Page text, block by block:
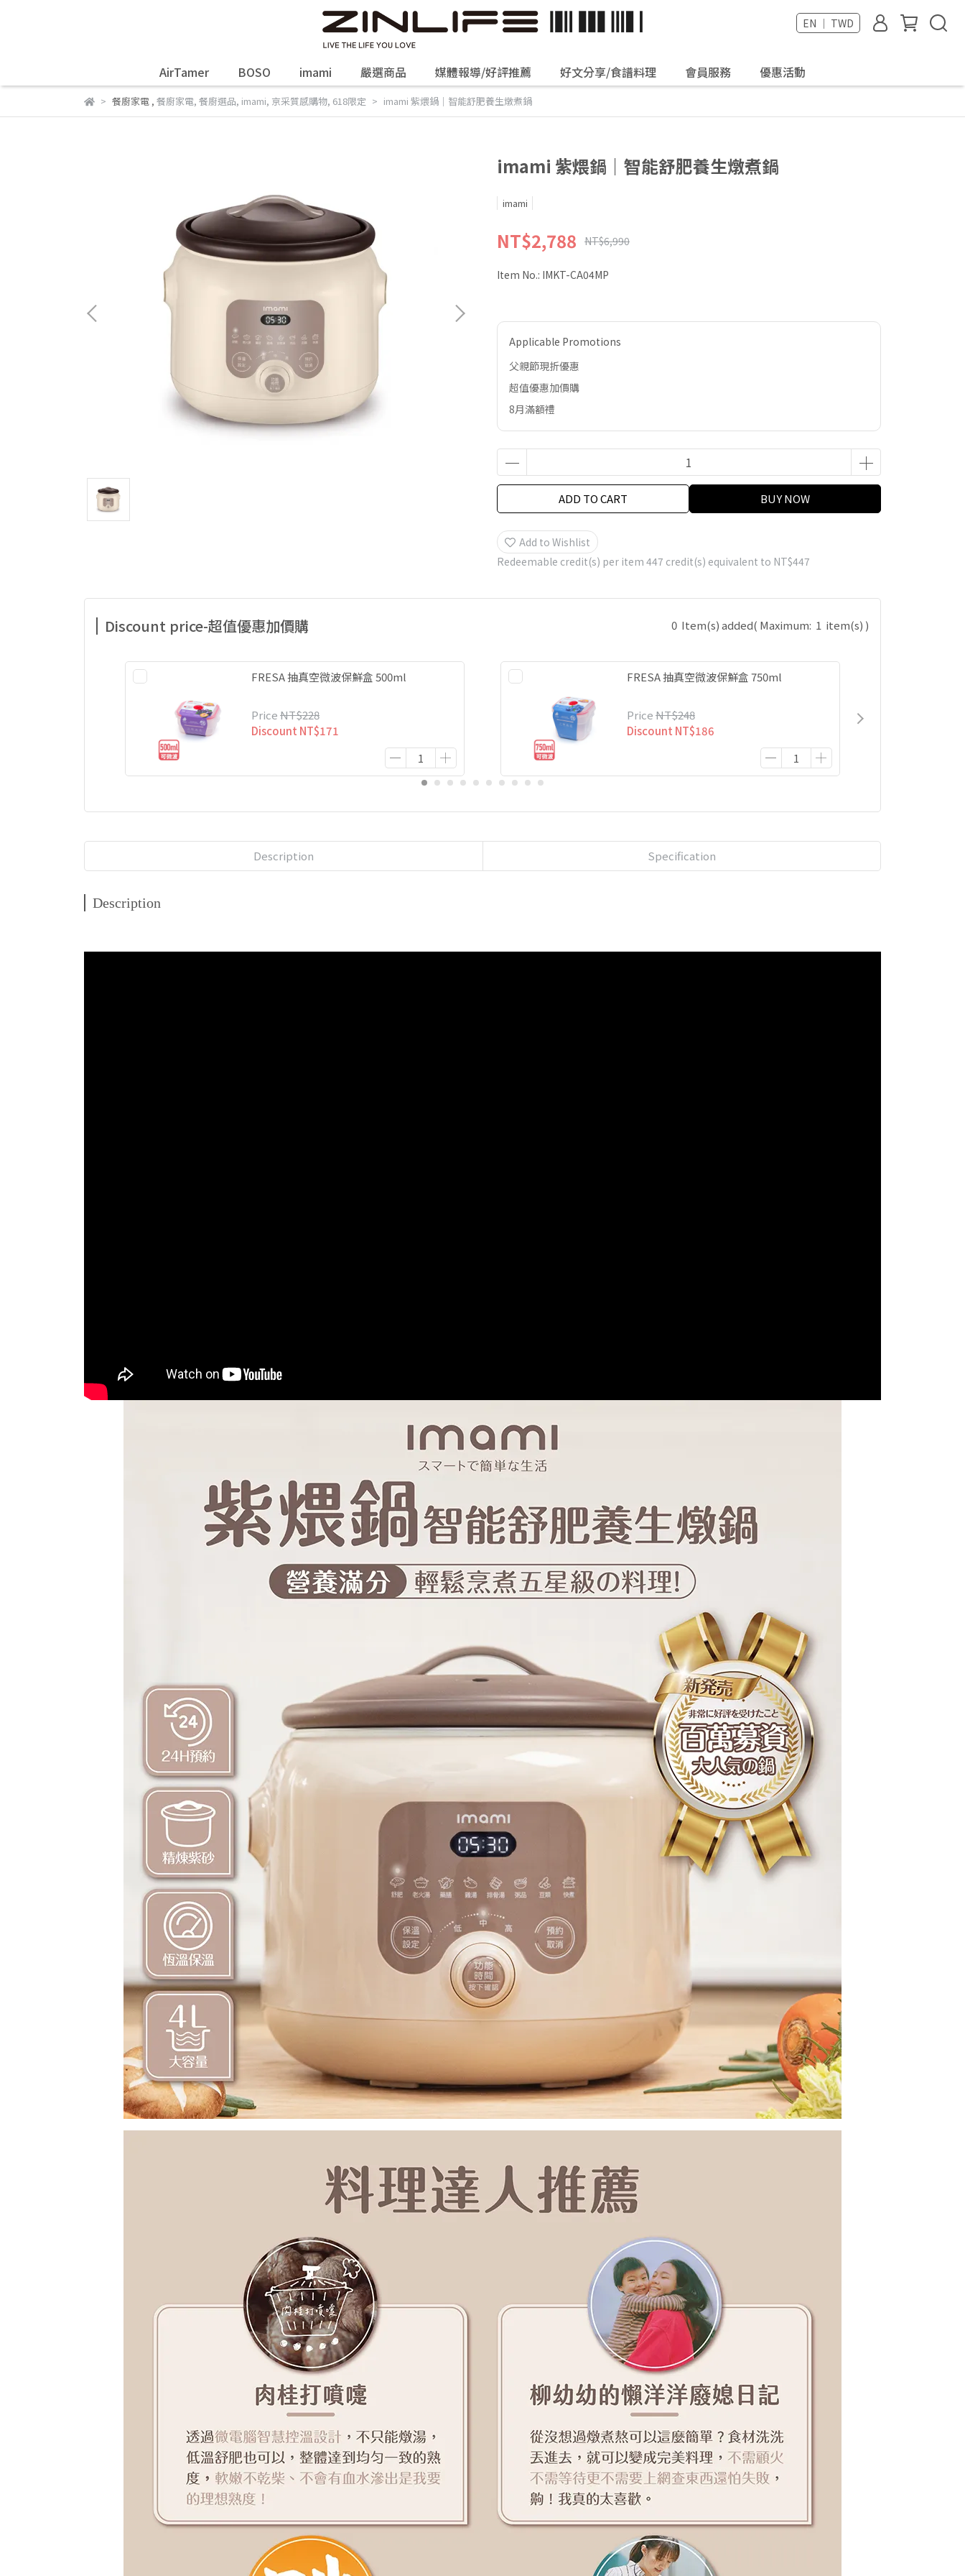
EN ｜ TWD
AirTamer BOSO imami 嚴選商品 媒體報導/好評推薦 好文分享/食譜料理 會員服務 優惠活動
餐廚家電, 餐廚家電, 餐廚選品, imami, 京采質感購物, 618限定 imami 紫煨鍋｜智能舒肥養生燉煮鍋
imami 紫煨鍋｜智能舒肥養生燉煮鍋
imami
NT$2,788 NT$6,990
Item No.: IMKT-CA04MP
Applicable Promotions
父親節現折優惠
超值優惠加價購
8月滿額禮
ADD TO CART BUY NOW
Add to Wishlist
Redeemable credit(s) per item 447 credit(s) equivalent to NT$447
Discount price-超值優惠加價購 0 Item(s) added( Maximum: 1 item(s) )
FRESA 抽真空微波保鮮盒 500ml
PriceNT$228
Discount NT$171
FRESA 抽真空微波保鮮盒 750ml
PriceNT$248
Discount NT$186
Description Specification
Description